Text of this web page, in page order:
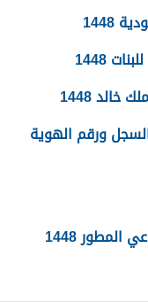
1448
1448
ورقم الهوية
1448